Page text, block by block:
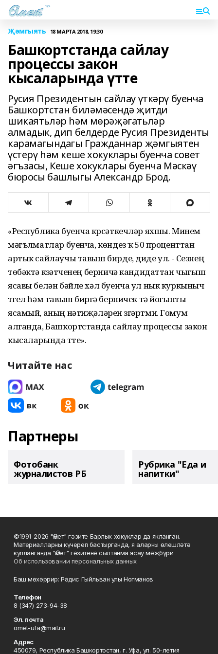
Җәмгыять 18 МАРТА 2018, 19:30
Башкортстанда сайлау
процессы закон
кысаларында үтте
Русия Президентын сайлау үткәрү буенча
Башкортстан биләмәсендә җитди
шикаятьләр һәм мөрәҗәгатьләр
алмадык, дип белдерде Русия Президенты
карамагындагы Гражданнар җәмгыятен
үстерү һәм кеше хокуклары буенча совет
әгъзасы, Кеше хокуклары буенча Мәскәү
бюросы башлыгы Александр Брод.
«Республика буенча күрсәткечләр яхшы. Минем
мәгълүматлар буенча, көндез үҡ 50 проценттан
артык сайлаучы тавыш бирде, диде ул. - Сезнең
төбәктә күзәтүченең берничә кандидаттан чыгыш
ясавы белән бәйле хәл буенча ул нык куркыныч
түгел һәм тавыш бирүгә берничек тә йогынты
ясамый, аның нәтиҗәләрен үзгәртми. Гомум
алганда, Башкортстанда сайлау процессы закон
кысаларында үтте».
Читайте нас
Партнеры
Фотобанк
журналистов РБ
Рубрика "Еда и
напитки"
©1991-2026 "Өмет" гәзите Барлык хокуклар да якланган.
Материалларны күчереп бастырганда, я аларны өлешләтә
кулланганда "Өмет" гәзитенә сылтанма ясау мәҗбүри
Об использовании персональных данных
Баш мөхәррир: Рәдис Гыйльван улы Ногманов
Телефон
8 (347) 273-94-38
Эл. почта
omet-ufa@mail.ru
Адрес
450079, Республика Башкортостан, г. Уфа, ул. 50-летия